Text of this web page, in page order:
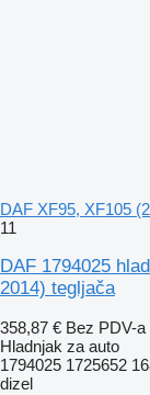
DAF XF95, XF105
11
DAF 1794025
2014) tegljača
358,87 € Bez PDV-a
Hladnjak za auto
1794025 1725652
dizel